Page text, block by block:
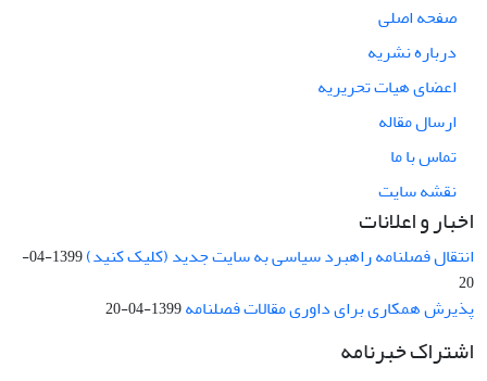
صفحه اصلی
درباره نشریه
اعضای هیات تحریریه
ارسال مقاله
تماس با ما
نقشه سایت
اخبار و اعلانات
انتقال فصلنامه راهبرد سیاسی به سایت جدید (کلیک کنید)
1399-04-
20
پذیرش همکاری برای داوری مقالات فصلنامه1399-04-20
اشتراک خبرنامه